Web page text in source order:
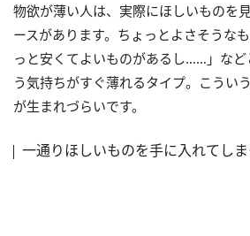
物欲が薄い人は、実際にほしいものを
ースがあります。ちょっとよさそうな
っと安くてよいものがあるし……」など
う気持ちがすぐ薄れるタイプ。こうい
が生まれづらいです。
一通りほしいものを手に入れてし